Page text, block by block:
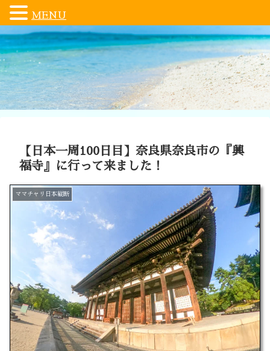
【日本一周100日目】奈良県奈良市の『興
福寺』に行って来ました！
ママチャリ日本縦断
MENU